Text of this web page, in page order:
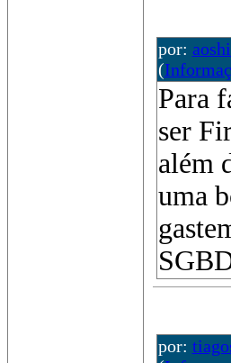
por:
(
Para
ser
além
uma
por: